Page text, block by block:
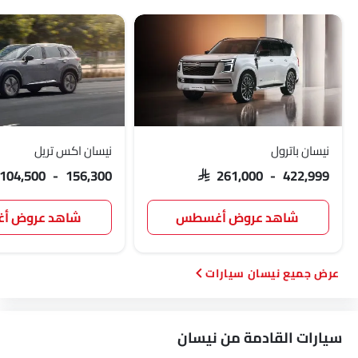
نيسان باترول
SAR 261,000 - 422,999
شاهد عروض أغسطس
نيسان اكس تريل
104,500 - 156,300
شاهد عروض
نيسان سيارات
سيارات القادمة من نيسان